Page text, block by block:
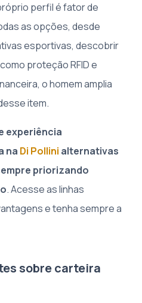
perfil é fator de
as opções, desde
esportivas, descobrir
proteção RFID e
o homem amplia
item.
experiência
na Di Pollini alternativas
priorizando
. Acesse as linhas
e tenha sempre a
sobre carteira